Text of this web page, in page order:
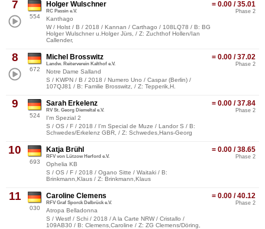
7
554
= 0.00 / 35.01
Phase 2
Holger Wulschner
RC Passin e.V.
Kanthago
W / Holst / B / 2018 / Kannan / Carthago / 108LQ78 / B: BG
Holger Wulschner u.Holger Jürs, / Z: Zuchthof Hollen/Ian
Callender,
8
672
= 0.00 / 37.02
Phase 2
Michel Brosswitz
Landw. Reiterverein Kalthof e.V.
Notre Dame Salland
S / KWPN / B / 2018 / Numero Uno / Caspar (Berlin) /
107QJ81 / B: Familie Brosswitz, / Z: Tepperik,H.
9
524
= 0.00 / 37.84
Phase 2
Sarah Erkelenz
RV St. Georg Diemeltal e.V.
I'm Spezial 2
S / OS / F / 2018 / I'm Special de Muze / Landor S / B:
Schwedes/Erkelenz GBR, / Z: Schwedes,Hans-Georg
10
693
= 0.00 / 38.65
Phase 2
Katja Brühl
RFV von Lützow Herford e.V.
Ophelia KB
S / OS / F / 2018 / Ogano Sitte / Waitaki / B:
Brinkmann,Klaus / Z: Brinkmann,Klaus
11
030
= 0.00 / 40.12
Phase 2
Caroline Clemens
RFV Graf Sporck Delbrück e.V.
Atropa Belladonna
S / Westf / Schi / 2018 / A la Carte NRW / Cristallo /
109AB30 / B: Clemens,Caroline / Z: ZG Clemens/Döring,